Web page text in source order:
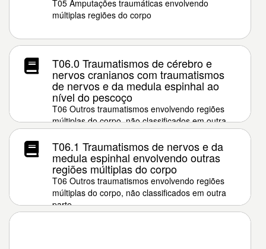
T05 Amputações traumáticas envolvendo
múltiplas regiões do corpo
T06.0 Traumatismos de cérebro e
nervos cranianos com traumatismos
de nervos e da medula espinhal ao
nível do pescoço
T06 Outros traumatismos envolvendo regiões
múltiplas do corpo, não classificados em outra
parte
T06.1 Traumatismos de nervos e da
medula espinhal envolvendo outras
regiões múltiplas do corpo
T06 Outros traumatismos envolvendo regiões
múltiplas do corpo, não classificados em outra
parte